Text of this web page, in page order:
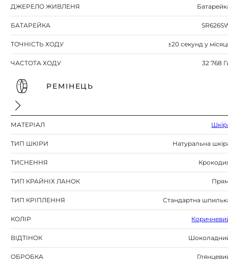
ДЖЕРЕЛО ЖИВЛЕНЯ
БАТАРЕЙКА
ТОЧНІСТЬ ХОДУ ±20 секунд у
ЧАСТОТА ХОДУ 32 768
РЕМІНЕЦЬ
МАТЕРІАЛ
ТИП ШКІРИ Натуральна
ТИСНЕННЯ
ТИП КРАЙНІХ ЛАНОК
ТИП КРІПЛЕННЯ Стандартна
КОЛІР
ВІДТІНОК
ОБРОБКА